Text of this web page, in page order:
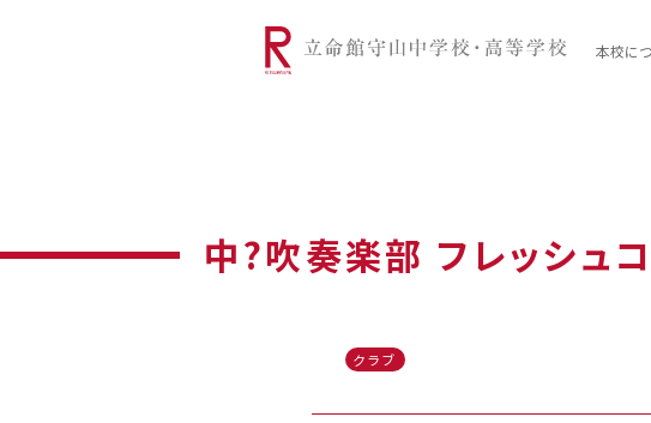
本校に
中?吹奏楽部 フレッシュ
クラブ